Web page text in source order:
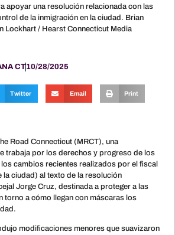
apoyar una resolución relacionada con las
de la inmigración en la ciudad. Brian
Lockhart / Hearst Connecticut Media
CT10/28/2025
Twitter Email Print
Road Connecticut (MRCT), una
trabaja por los derechos y progreso de los
cambios recientes realizados por el fiscal
la ciudad) al texto de la resolución
Jorge Cruz, destinada a proteger a las
torno a cómo llegan con máscaras los
modificaciones menores que suavizaron